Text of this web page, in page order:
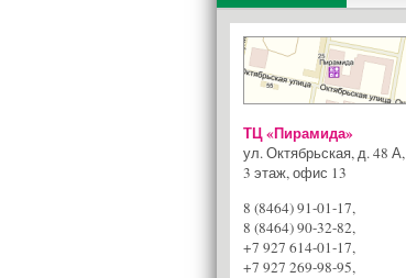
ТЦ «Пирамида»
ул. Октябрьская, д. 48 А,
3 этаж, офис 13
8 (8464) 91-01-17,
8 (8464) 90-32-82,
+7 927 614-01-17,
+7 927 269-98-95,